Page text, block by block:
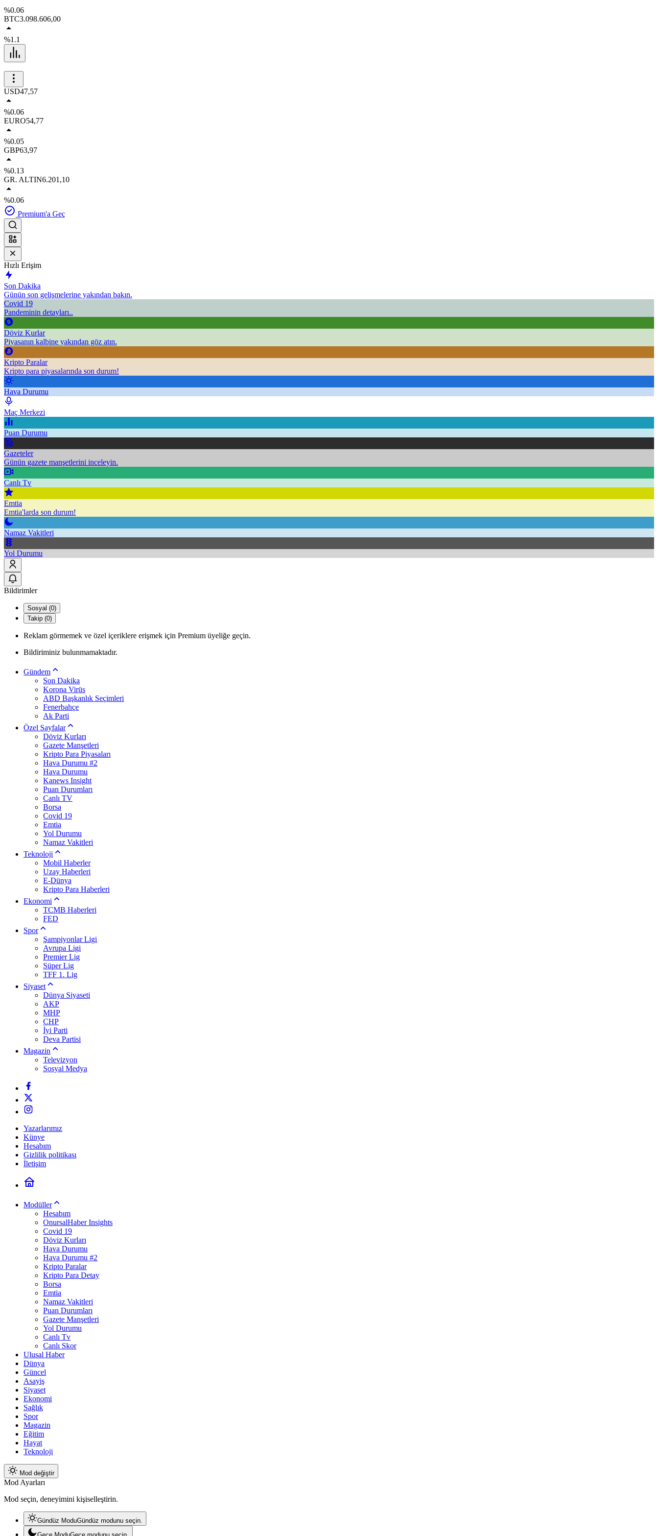
%0.06
BTC3.098.606,00
%1.1
USD47,57
%0.06
EURO54,77
%0.05
GBP63,97
%0.13
GR. ALTIN6.201,10
%0.06
Premium'a Geç
Hızlı Erişim
Son Dakika
Günün son gelişmelerine yakından bakın.
Covid 19
Pandeminin detayları..
Döviz Kurlar
Piyasanın kalbine yakından göz atın.
Kripto Paralar
Kripto para piyasalarında son durum!
Hava Durumu
Maç Merkezi
Puan Durumu
Gazeteler
Günün gazete manşetlerini inceleyin.
Canlı Tv
Emtia
Emtia'larda son durum!
Namaz Vakitleri
Yol Durumu
Bildirimler
Sosyal (0)
Takip (0)
Reklam görmemek ve özel içeriklere erişmek için Premium üyeliğe geçin.
Bildiriminiz bulunmamaktadır.
Gündem
Son Dakika
Korona Virüs
ABD Başkanlık Seçimleri
Fenerbahçe
Ak Parti
Özel Sayfalar
Döviz Kurları
Gazete Manşetleri
Kripto Para Piyasaları
Hava Durumu #2
Hava Durumu
Kanews Insight
Puan Durumları
Canlı TV
Borsa
Covid 19
Emtia
Yol Durumu
Namaz Vakitleri
Teknoloji
Mobil Haberler
Uzay Haberleri
E-Dünya
Kripto Para Haberleri
Ekonomi
TCMB Haberleri
FED
Spor
Şampiyonlar Ligi
Avrupa Ligi
Premier Lig
Süper Lig
TFF 1. Lig
Siyaset
Dünya Siyaseti
AKP
MHP
CHP
İyi Parti
Deva Partisi
Magazin
Televizyon
Sosyal Medya
Yazarlarımız
Künye
Hesabım
Gizlilik politikası
İletişim
Modüller
Hesabım
OnursalHaber Insights
Covid 19
Döviz Kurları
Hava Durumu
Hava Durumu #2
Kripto Paralar
Kripto Para Detay
Borsa
Emtia
Namaz Vakitleri
Puan Durumları
Gazete Manşetleri
Yol Durumu
Canlı Tv
Canlı Skor
Ulusal Haber
Dünya
Güncel
Asayiş
Siyaset
Ekonomi
Sağlık
Spor
Magazin
Eğitim
Hayat
Teknoloji
Mod değiştir
Mod Ayarları
Mod seçin, deneyimini kişiselleştirin.
Gündüz ModuGündüz modunu seçin.